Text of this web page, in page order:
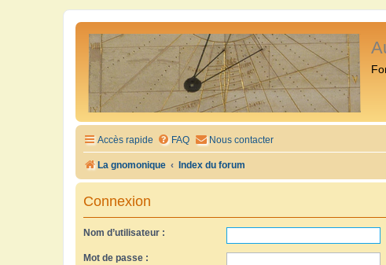
Accès rapide FAQ Nous contacter
La gnomonique Index du forum
Connexion
Nom d’utilisateur :
Mot de passe :